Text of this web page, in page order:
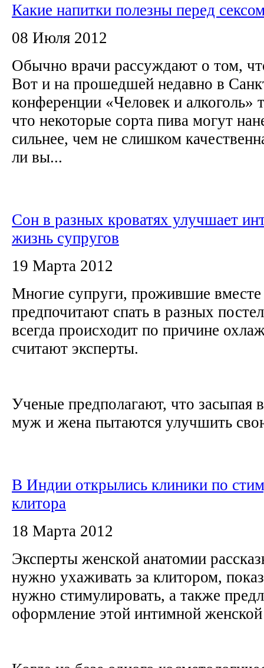
Какие напитки полезны перед
08 Июля 2012
Обычно врачи рассуждают о том,
Вот и на прошедшей недавно в
конференции «Человек и алкоголь»
что некоторые сорта пива могут
сильнее, чем не слишком
ли вы...
Сон в разных кроватях улучшает
жизнь супругов
19 Марта 2012
Многие супруги, прожившие вместе
предпочитают спать в разных
всегда происходит по причине
считают эксперты.
Ученые предполагают, что засыпая
муж и жена пытаются улучшить
В Индии открылись клиники по
клитора
18 Марта 2012
Эксперты женской анатомии
нужно ухаживать за клитором,
нужно стимулировать, а также
оформление этой интимной